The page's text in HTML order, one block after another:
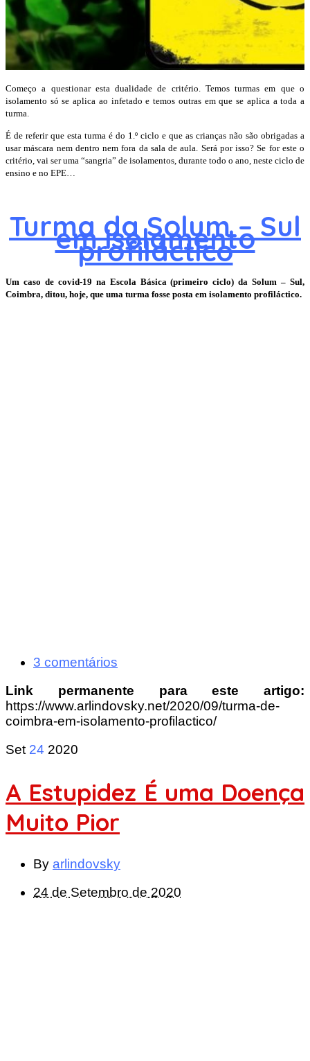
Começo a questionar esta dualidade de critério. Temos turmas em que o
isolamento só se aplica ao infetado e temos outras em que se aplica a toda a
turma.
É de referir que esta turma é do 1.º ciclo e que as crianças não são obrigadas a
usar máscara nem dentro nem fora da sala de aula. Será por isso? Se for este o
critério, vai ser uma “sangria” de isolamentos, durante todo o ano, neste ciclo de
ensino e no EPE…
Turma da Solum – Sul
em isolamento
profiláctico
Um caso de covid-19 na Escola Básica (primeiro ciclo) da Solum – Sul,
Coimbra, ditou, hoje, que uma turma fosse posta em isolamento profiláctico.
3 comentários
Link permanente para este artigo:
https://www.arlindovsky.net/2020/09/turma-de-
coimbra-em-isolamento-profilactico/
Set 24 2020
A Estupidez É uma Doença
Muito Pior
By arlindovsky
24 de Setembro de 2020